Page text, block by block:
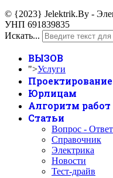
© {2023} Jelektrik.By -
УНП 691839835
Искать...
ВЫЗОВ
">Услуги
Проектирование
Юрлицам
Алгоритм работ
Статьи
Вопрос - Ответ
Справочник
Электрика
Новости
Тест-драйв